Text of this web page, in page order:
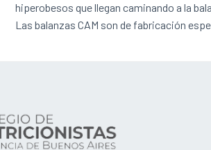
hiperobesos que llegan caminando a la
Las balanzas CAM son de fabricación